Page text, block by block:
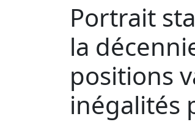
Portrait
la
positions
inégalités